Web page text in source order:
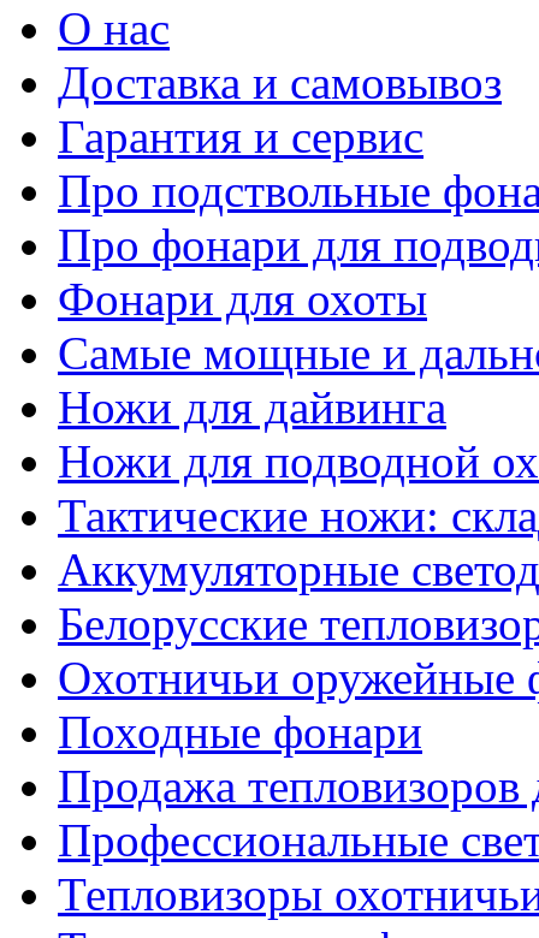
О нас
Доставка и самовывоз
Гарантия и сервис
Про подствольные
Про фонари для
Фонари для охоты
Самые мощные и
Ножи для дайвинга
Ножи для подводной
Тактические ножи:
Аккумуляторные
Белорусские
Охотничьи оружейные
Походные фонари
Продажа тепловизоров
Профессиональные
Тепловизоры